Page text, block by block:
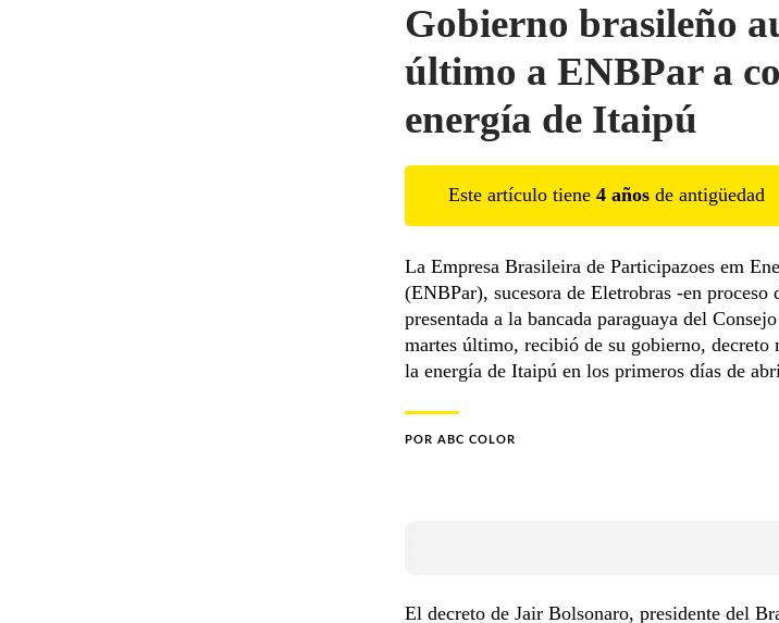
Gobierno brasileño
último a ENBPar a
energía de Itaipú
Este artículo tiene 4 años de antigüedad
La Empresa Brasileira de Participazoes em
(ENBPar), sucesora de Eletrobras -en
presentada a la bancada paraguaya del
martes último, recibió de su gobierno, decreto
la energía de Itaipú en los primeros días de
POR ABC COLOR
El decreto de Jair Bolsonaro, presidente del